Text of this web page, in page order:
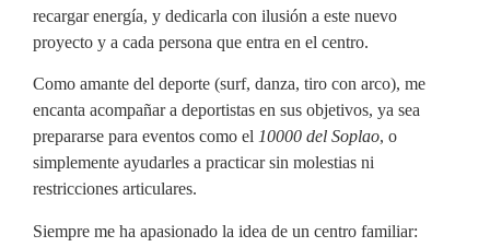
recargar energía, y dedicarla con ilusión a este nuevo
proyecto y a cada persona que entra en el centro.
Como amante del deporte (surf, danza, tiro con arco), me
encanta acompañar a deportistas en sus objetivos, ya sea
prepararse para eventos como el 10000 del Soplao, o
simplemente ayudarles a practicar sin molestias ni
restricciones articulares.
Siempre me ha apasionado la idea de un centro familiar: